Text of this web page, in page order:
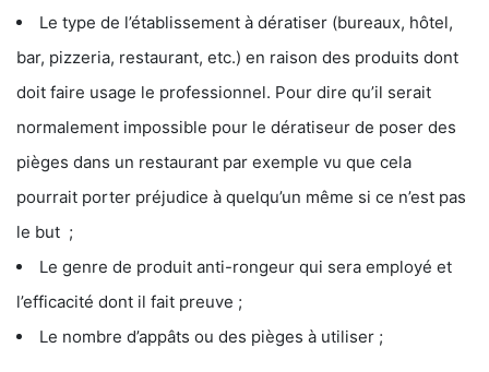
Le type de l’établissement à dératiser (bureaux, hôtel,
bar, pizzeria, restaurant, etc.) en raison des produits dont
doit faire usage le professionnel. Pour dire qu’il serait
normalement impossible pour le dératiseur de poser des
pièges dans un restaurant par exemple vu que cela
pourrait porter préjudice à quelqu’un même si ce n’est pas
le but ;
Le genre de produit anti-rongeur qui sera employé et
l’efficacité dont il fait preuve ;
Le nombre d’appâts ou des pièges à utiliser ;